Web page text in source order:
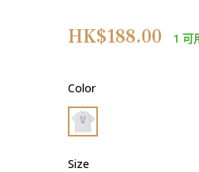
正
格
HK$188.00 1 可
Color
Size